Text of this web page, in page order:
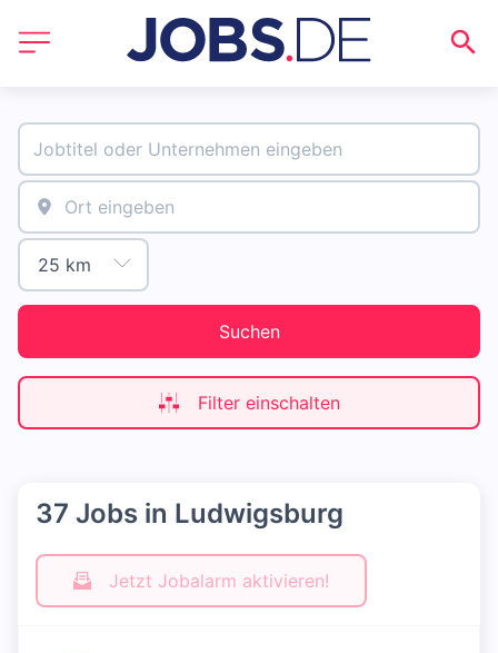
Suchen
Filter einschalten
37 Jobs in Ludwigsburg
Jetzt Jobalarm aktivieren!